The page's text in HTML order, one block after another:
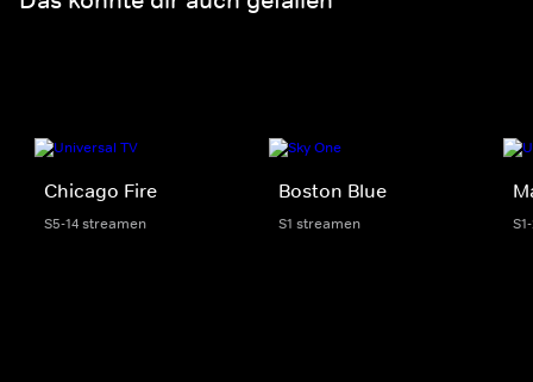
Chicago Fire
S5-14 streamen
Boston Blue
S1 streamen